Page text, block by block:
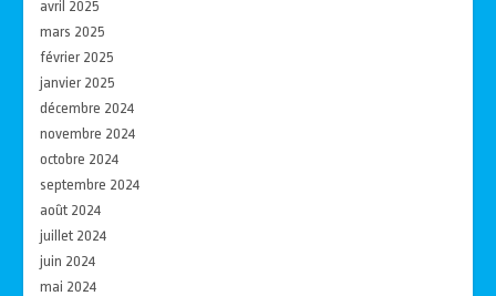
avril 2025
mars 2025
février 2025
janvier 2025
décembre 2024
novembre 2024
octobre 2024
septembre 2024
août 2024
juillet 2024
juin 2024
mai 2024